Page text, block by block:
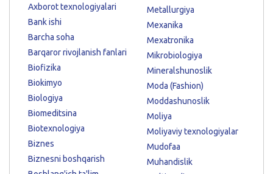
Axborot texnologiyalari
Bank ishi
Barcha soha
Barqaror rivojlanish fanlari
Biofizika
Biokimyo
Biologiya
Biomeditsina
Biotexnologiya
Biznes
Biznesni boshqarish
Metallurgiya
Mexanika
Mexatronika
Mikrobiologiya
Mineralshunoslik
Moda (Fashion)
Moddashunoslik
Moliya
Moliyaviy texnologiyalar
Mudofaa
Muhandislik